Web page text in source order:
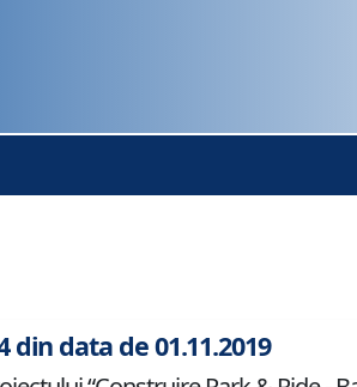
data de 01.11.2019